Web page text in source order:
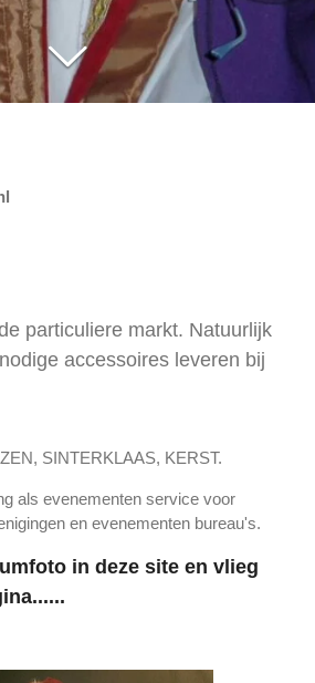
particuliere markt. Natuurlijk
accessoires leveren bij
SINTERKLAAS, KERST.
als evenementen service voor
en evenementen bureau's.
in deze site en vlieg